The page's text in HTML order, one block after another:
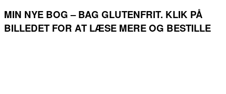
MIN NYE BOG – BAG GLUTENFRIT. KLIK PÅ
BILLEDET FOR AT LÆSE MERE OG BESTILLE